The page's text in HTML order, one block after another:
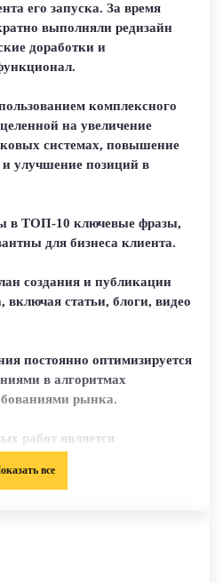
его запуска. За время
выполняли редизайн
доработки и
комплексного
на увеличение
системах, повышение
и улучшение позиций в
в ТОП-10 ключевые фразы,
для бизнеса клиента.
создания и публикации
включая статьи, блоги, видео
постоянно оптимизируется
в алгоритмах
рынка.
работ является
системах и, как
под потребности
для достижения
все